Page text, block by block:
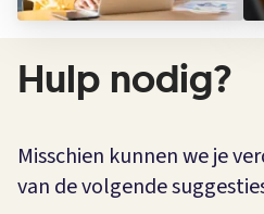
Hulp nodig?
Misschien kunnen we je
van de volgende